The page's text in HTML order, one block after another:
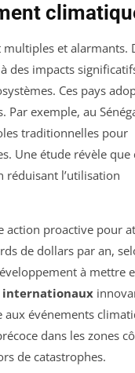
et alarmants.
des impacts
Ces pays
exemple, au
traditionnelles pour
Une étude révèle que
réduisant l’utilisation
action proactive pour
de dollars par an,
à mettre
aux événements
dans les zones
de catastrophes.